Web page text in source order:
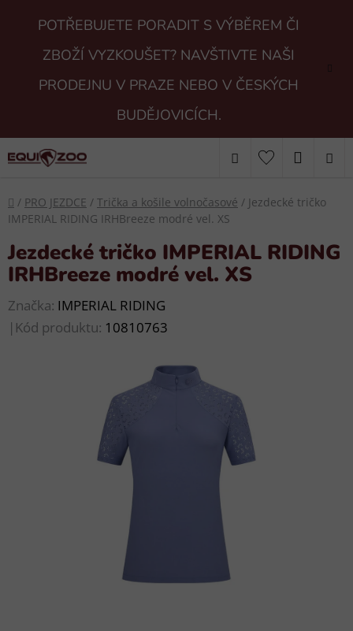
POTŘEBUJETE PORADIT S VÝBĚREM ČI
ZBOŽÍ VYZKOUŠET? NAVŠTIVTE NAŠI
PRODEJNU V PRAZE NEBO V ČESKÝCH
BUDĚJOVICÍCH.
Hledat
KOŠÍK
Domů
/ PRO JEZDCE / Trička a košile volnočasové / Jezdecké tričko
IMPERIAL RIDING IRHBreeze modré vel. XS
Jezdecké tričko IMPERIAL RIDING
IRHBreeze modré vel. XS
Značka: IMPERIAL RIDING
| Kód produktu: 10810763